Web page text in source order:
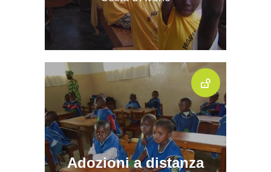
Adozioni a distanza